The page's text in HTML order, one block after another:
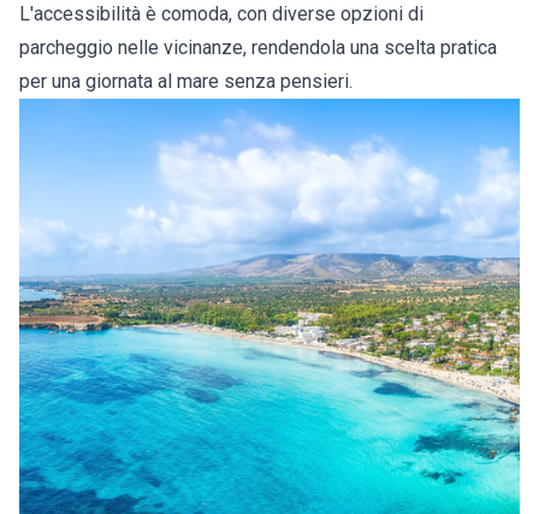
L'accessibilità è comoda, con diverse opzioni di
parcheggio nelle vicinanze, rendendola una scelta pratica
per una giornata al mare senza pensieri.